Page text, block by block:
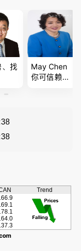
律师、多语
种服务、高
效优质、助
您安心乐
业、胜劵稳
操)
、找
May Chen
你可信赖的
Trend